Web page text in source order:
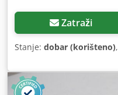
Zatraži
Stanje: dobar (korišteno),